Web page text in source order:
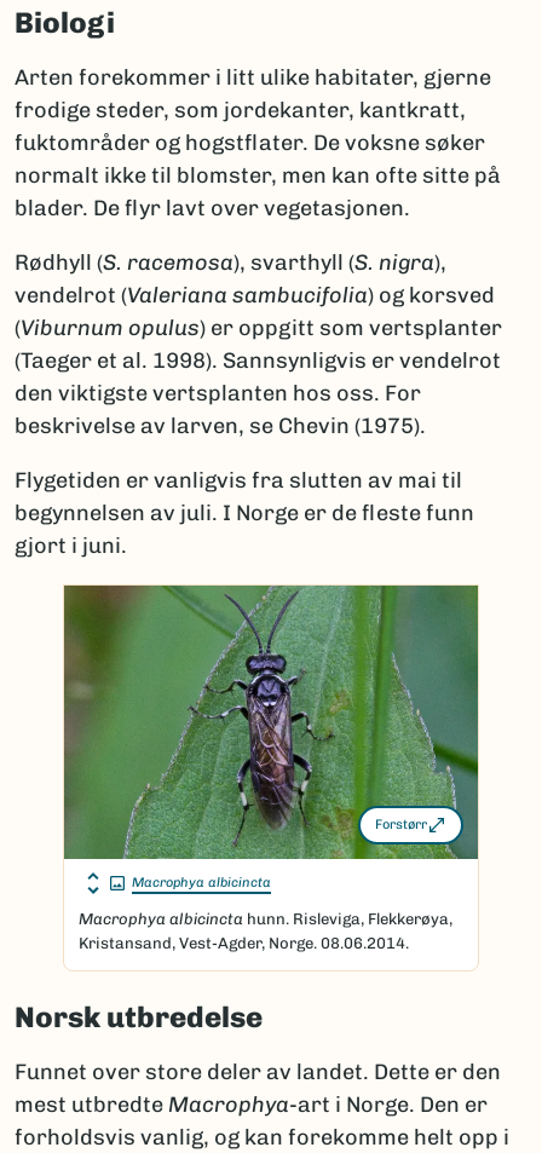
Biologi
Arten forekommer i litt ulike habitater, gjerne
frodige steder, som jordekanter, kantkratt,
fuktområder og hogstflater. De voksne søker
normalt ikke til blomster, men kan ofte sitte på
blader. De flyr lavt over vegetasjonen.
Rødhyll (S. racemosa), svarthyll (S. nigra),
vendelrot (Valeriana sambucifolia) og korsved
(Viburnum opulus) er oppgitt som vertsplanter
(Taeger et al. 1998). Sannsynligvis er vendelrot
den viktigste vertsplanten hos oss. For
beskrivelse av larven, se Chevin (1975).
Flygetiden er vanligvis fra slutten av mai til
begynnelsen av juli. I Norge er de fleste funn
gjort i juni.
Forstørr
Macrophya albicincta
Macrophya albicincta hunn. Risleviga, Flekkerøya,
Kristansand, Vest-Agder, Norge. 08.06.2014.
Norsk utbredelse
Funnet over store deler av landet. Dette er den
mest utbredte Macrophya-art i Norge. Den er
forholdsvis vanlig, og kan forekomme helt opp i